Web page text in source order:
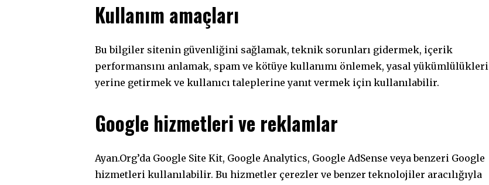
Kullanım amaçları
Bu bilgiler sitenin güvenliğini sağlamak, teknik sorunları gidermek, içerik
performansını anlamak, spam ve kötüye kullanımı önlemek, yasal yükümlülükleri
yerine getirmek ve kullanıcı taleplerine yanıt vermek için kullanılabilir.
Google hizmetleri ve reklamlar
Ayan.Org’da Google Site Kit, Google Analytics, Google AdSense veya benzeri Google
hizmetleri kullanılabilir. Bu hizmetler çerezler ve benzer teknolojiler aracılığıyla